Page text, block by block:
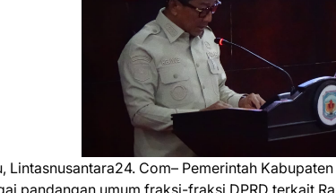
Lintasnusantara24. Com– Pemerintah
pandangan umum fraksi-fraksi DPRD terkait